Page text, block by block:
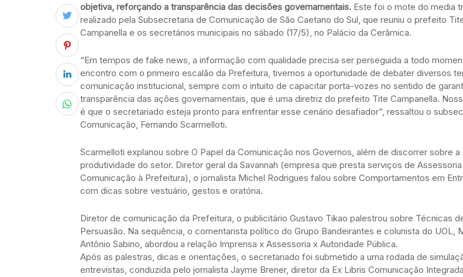
objetiva, reforçando a transparência das decisões governamentais. Este foi o mote do media
realizado pela Subsecretaria de Comunicação de São Caetano do Sul, que reuniu o prefeito
Campanella e os secretários municipais no sábado (17/5), no Palácio da Cerâmica.
“Em tempos de fake news, a informação com qualidade precisa ser perseguida a todo
encontro com o primeiro escalão da Prefeitura, tivemos a oportunidade de debater diversos
comunicação institucional, sempre com o intuito de capacitar porta-vozes no sentido de
transparência das ações governamentais, que é uma diretriz do prefeito Tite Campanella.
é que o secretariado esteja pronto para enfrentar esse cenário desafiador”, ressaltou o
Comunicação, Fernando Scarmelloti.
Scarmelloti explanou sobre O Papel da Comunicação nos Governos, além de discorrer sobre a
produtividade do setor. Diretor geral da Savannah (empresa que presta serviços de
Comunicação à Prefeitura), o jornalista Michel Rodrigues falou sobre Comportamentos em
com dicas sobre vestuário, gestos e oratória.
Diretor de comunicação da Prefeitura, o publicitário Gustavo Tikao palestrou sobre Técnicas
Persuasão. Na sequência, o comentarista político do Grupo Bandeirantes e colunista do UOL,
Antônio Sabino, abordou a relação Imprensa x Assessoria x Autoridade Pública.
Após as palestras, dicas e orientações, o secretariado foi submetido a uma rodada de
entrevistas, conduzida pelo jornalista Jayme Brener, diretor da Ex Libris Comunicação